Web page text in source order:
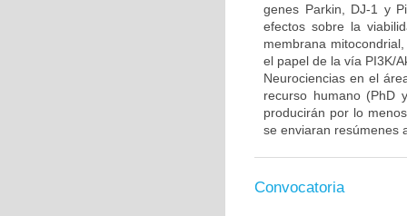
genes Parkin, DJ-1 y
efectos sobre la
membrana
el papel de la vía PI3K/
Neurociencias en el
recurso humano (PhD
producirán por lo
se enviaran resúmenes
Convocatoria